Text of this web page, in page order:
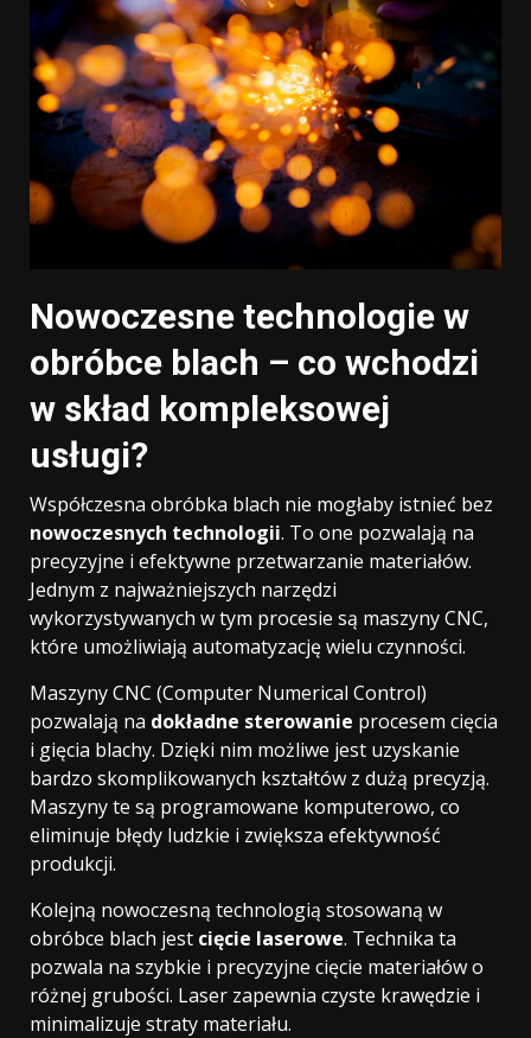
Nowoczesne technologie w
obróbce blach – co wchodzi
w skład kompleksowej
usługi?
Współczesna obróbka blach nie mogłaby istnieć bez
nowoczesnych technologii. To one pozwalają na
precyzyjne i efektywne przetwarzanie materiałów.
Jednym z najważniejszych narzędzi
wykorzystywanych w tym procesie są maszyny CNC,
które umożliwiają automatyzację wielu czynności.
Maszyny CNC (Computer Numerical Control)
pozwalają na dokładne sterowanie procesem cięcia
i gięcia blachy. Dzięki nim możliwe jest uzyskanie
bardzo skomplikowanych kształtów z dużą precyzją.
Maszyny te są programowane komputerowo, co
eliminuje błędy ludzkie i zwiększa efektywność
produkcji.
Kolejną nowoczesną technologią stosowaną w
obróbce blach jest cięcie laserowe. Technika ta
pozwala na szybkie i precyzyjne cięcie materiałów o
różnej grubości. Laser zapewnia czyste krawędzie i
minimalizuje straty materiału.